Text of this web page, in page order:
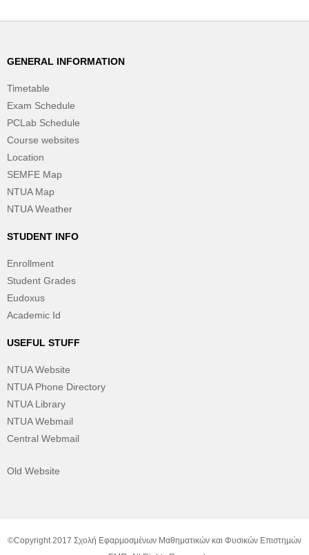
GENERAL INFORMATION
Timetable
Exam Schedule
PCLab Schedule
Course websites
Location
SEMFE Map
NTUA Map
NTUA Weather
STUDENT INFO
Enrollment
Student Grades
Eudoxus
Academic Id
USEFUL STUFF
NTUA Website
NTUA Phone Directory
NTUA Library
NTUA Webmail
Central Webmail
Old Website
©Copyright 2017 Σχολή Εφαρμοσμένων Μαθηματικών και Φυσικών Επιστημών